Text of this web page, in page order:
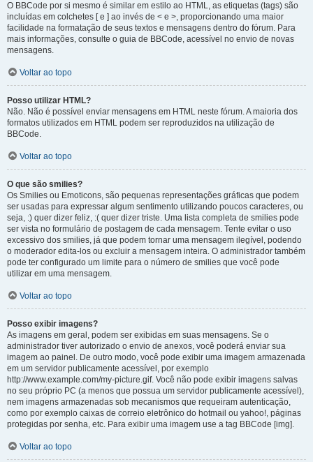
O BBCode por si mesmo é similar em estilo ao HTML, as etiquetas (tags) são
incluídas em colchetes [ e ] ao invés de < e >, proporcionando uma maior
facilidade na formatação de seus textos e mensagens dentro do fórum. Para
mais informações, consulte o guia de BBCode, acessível no envio de novas
mensagens.
Voltar ao topo
Posso utilizar HTML?
Não. Não é possível enviar mensagens em HTML neste fórum. A maioria dos
formatos utilizados em HTML podem ser reproduzidos na utilização de
BBCode.
Voltar ao topo
O que são smilies?
Os Smilies ou Emoticons, são pequenas representações gráficas que podem
ser usadas para expressar algum sentimento utilizando poucos caracteres, ou
seja, :) quer dizer feliz, :( quer dizer triste. Uma lista completa de smilies pode
ser vista no formulário de postagem de cada mensagem. Tente evitar o uso
excessivo dos smilies, já que podem tornar uma mensagem ilegível, podendo
o moderador edita-los ou excluir a mensagem inteira. O administrador também
pode ter configurado um limite para o número de smilies que você pode
utilizar em uma mensagem.
Voltar ao topo
Posso exibir imagens?
As imagens em geral, podem ser exibidas em suas mensagens. Se o
administrador tiver autorizado o envio de anexos, você poderá enviar sua
imagem ao painel. De outro modo, você pode exibir uma imagem armazenada
em um servidor publicamente acessível, por exemplo
http://www.example.com/my-picture.gif. Você não pode exibir imagens salvas
no seu próprio PC (a menos que possua um servidor publicamente acessível),
nem imagens armazenadas sob mecanismos que requeiram autenticação,
como por exemplo caixas de correio eletrônico do hotmail ou yahoo!, páginas
protegidas por senha, etc. Para exibir uma imagem use a tag BBCode [img].
Voltar ao topo